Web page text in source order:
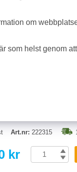
Pilot Super
med skönt grepp och
glider lätt över
arkiv ISO 11798.
Art.nr: 222315
kr
om
som helst genom